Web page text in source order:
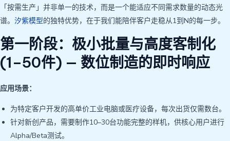
「按需生产」并非单一的技术，而是一个能适应不同需求数量的动态光
谱。 汐紫模型的独特优势，在于我们能陪伴客户走稳从1到N的每一步。
第一阶段：极小批量与高度客制化
(1–50件) — 数位制造的即时响应
应用场景：
为特定客户开发的高单价工业电脑或医疗设备，每次出货仅需数台。
针对新创产品，需要制作10–30台功能完整的样机，供核心用户进行
Alpha/Beta测试。